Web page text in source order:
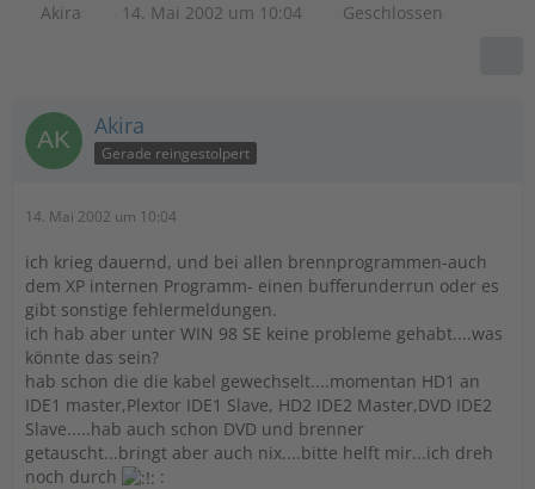
Akira 14. Mai 2002 um 10:04 Geschlossen
Akira
Gerade reingestolpert
14. Mai 2002 um 10:04
ich krieg dauernd, und bei allen brennprogrammen-auch
dem XP internen Programm- einen bufferunderrun oder es
gibt sonstige fehlermeldungen.
ich hab aber unter WIN 98 SE keine probleme gehabt....was
könnte das sein?
hab schon die die kabel gewechselt....momentan HD1 an
IDE1 master,Plextor IDE1 Slave, HD2 IDE2 Master,DVD IDE2
Slave.....hab auch schon DVD und brenner
getauscht...bringt aber auch nix....bitte helft mir...ich dreh
noch durch
: